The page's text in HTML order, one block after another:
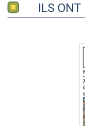
ILS